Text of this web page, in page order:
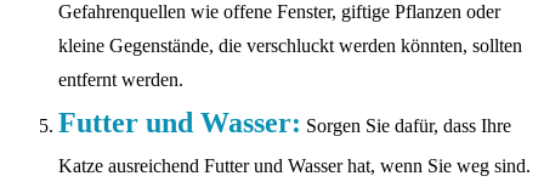
Gefahrenquellen wie offene Fenster, giftige Pflanzen oder
kleine Gegenstände, die verschluckt werden könnten, sollten
entfernt werden.
Futter und Wasser: Sorgen Sie dafür, dass Ihre
Katze ausreichend Futter und Wasser hat, wenn Sie weg sind.